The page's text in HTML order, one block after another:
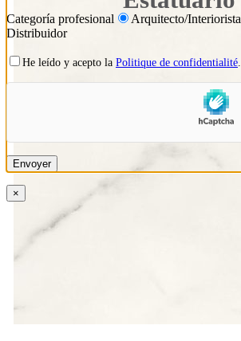
Categoría profesional Arquitecto/Interiorista
Distribuidor
He leído y acepto la Politique de confidentialité
×